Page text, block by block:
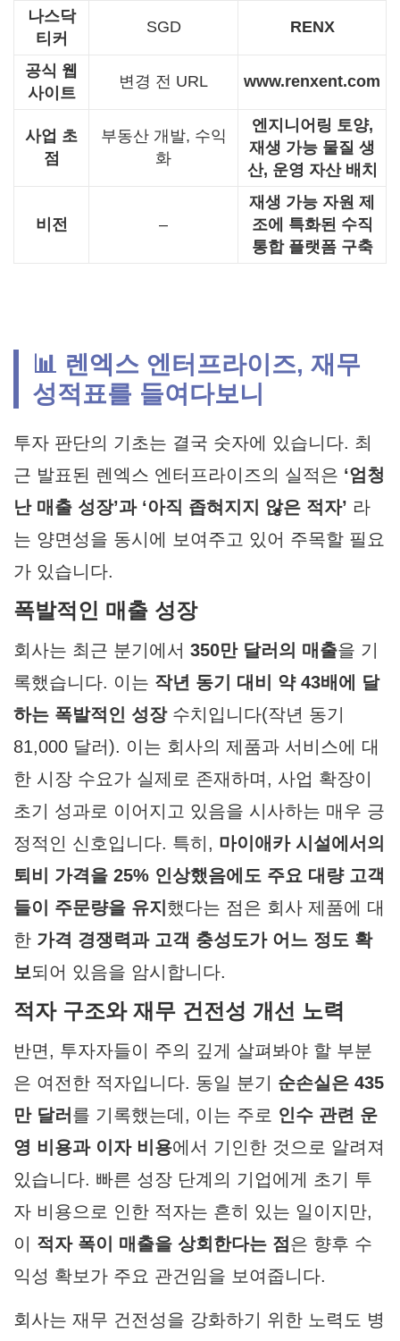
나스닥
티커
SGD RENX
공식 웹
사이트
변경 전 URL www.renxent.com
사업 초
점
부동산 개발, 수익
화
엔지니어링 토양,
재생 가능 물질 생
산, 운영 자산 배치
비전 –
재생 가능 자원 제
조에 특화된 수직
통합 플랫폼 구축
📊 렌엑스 엔터프라이즈, 재무
성적표를 들여다보니
투자 판단의 기초는 결국 숫자에 있습니다. 최
근 발표된 렌엑스 엔터프라이즈의 실적은 ‘엄청
난 매출 성장’과 ‘아직 좁혀지지 않은 적자’ 라
는 양면성을 동시에 보여주고 있어 주목할 필요
가 있습니다.
폭발적인 매출 성장
회사는 최근 분기에서 350만 달러의 매출을 기
록했습니다. 이는 작년 동기 대비 약 43배에 달
하는 폭발적인 성장수치입니다(작년 동기
81,000 달러). 이는 회사의 제품과 서비스에 대
한 시장 수요가 실제로 존재하며, 사업 확장이
초기 성과로 이어지고 있음을 시사하는 매우 긍
정적인 신호입니다. 특히, 마이애카 시설에서의
퇴비 가격을 25% 인상했음에도 주요 대량 고객
들이 주문량을 유지 했다는 점은 회사 제품에 대
한 가격 경쟁력과 고객 충성도가 어느 정도 확
보되어 있음을 암시합니다.
적자 구조와 재무 건전성 개선 노력
반면, 투자자들이 주의 깊게 살펴봐야 할 부분
은 여전한 적자입니다. 동일 분기 순손실은 435
만 달러 를 기록했는데, 이는 주로 인수 관련 운
영 비용과 이자 비용에서 기인한 것으로 알려져
있습니다. 빠른 성장 단계의 기업에게 초기 투
자 비용으로 인한 적자는 흔히 있는 일이지만,
이 적자 폭이 매출을 상회한다는 점은 향후 수
익성 확보가 주요 관건임을 보여줍니다.
회사는 재무 건전성을 강화하기 위한 노력도 병